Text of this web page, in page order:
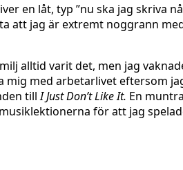
en låt, typ ”nu ska jag
att jag är extremt noggrann
alltid varit det, men jag
med arbetarlivet eftersom
tillI Just Don’t Like It. En
för att jag